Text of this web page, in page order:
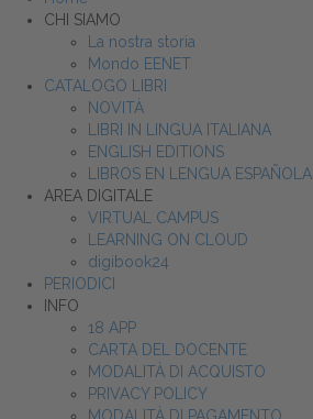
CHI SIAMO
La nostra storia
Mondo EENET
CATALOGO LIBRI
NOVITÀ
LIBRI IN LINGUA ITALIANA
ENGLISH EDITIONS
LIBROS EN LENGUA ESPAÑOLA
AREA DIGITALE
VIRTUAL CAMPUS
LEARNING ON CLOUD
digibook24
PERIODICI
INFO
18 APP
CARTA DEL DOCENTE
MODALITÀ DI ACQUISTO
PRIVACY POLICY